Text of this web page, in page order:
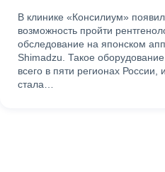
В клинике «Консилиум»
возможность пройти
обследование на японском
Shimadzu. Такое
всего в пяти регионах России,
стала…